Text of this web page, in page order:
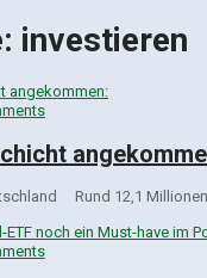
investieren
Rund 12,1